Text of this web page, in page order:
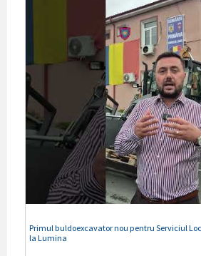
Primul buldoexcavator nou pentru Serviciul
la Lumina